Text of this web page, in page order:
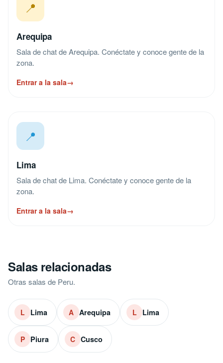
📍
Arequipa
Sala de chat de Arequipa. Conéctate y conoce gente de la
zona.
Entrar a la sala→
📍
Lima
Sala de chat de Lima. Conéctate y conoce gente de la
zona.
Entrar a la sala→
Salas relacionadas
Otras salas de Peru.
L Lima A Arequipa L Lima
P Piura C Cusco